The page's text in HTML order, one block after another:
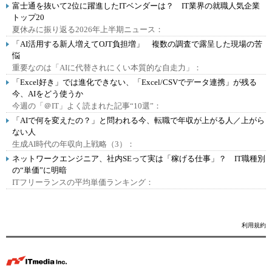
富士通を抜いて2位に躍進したITベンダーは？ IT業界の就職人気企業
トップ20
夏休みに振り返る2026年上半期ニュース：
「AI活用する新人増えてOJT負担増」 複数の調査で露呈した現場の苦
悩
重要なのは「AIに代替されにくい本質的な自走力」：
「Excel好き」では進化できない、「Excel/CSVでデータ連携」が残る
今、AIをどう使うか
今週の「＠IT」よく読まれた記事“10選”：
「AIで何を変えたの？」と問われる今、転職で年収が上がる人／上がら
ない人
生成AI時代の年収向上戦略（3）：
ネットワークエンジニア、社内SEって実は「稼げる仕事」？ IT職種別
の“単価”に明暗
ITフリーランスの平均単価ランキング：
利用規約